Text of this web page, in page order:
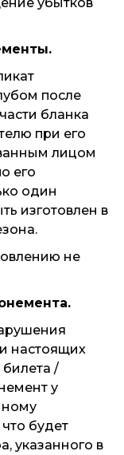
после
бланка
при его
лицом
его
один
изготовлен в
не
настоящих
/
у
будет
указанного в